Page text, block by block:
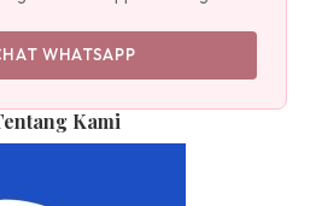
WHATSAPP
Kami